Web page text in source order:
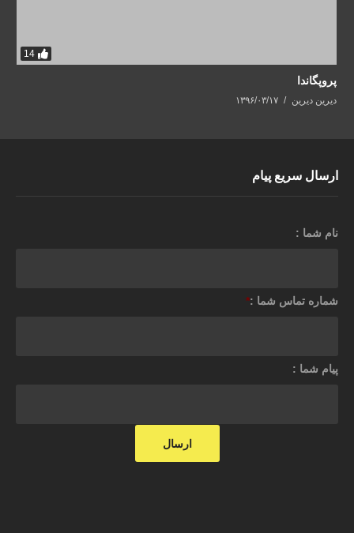
14
پروپگاندا
دیرین دیرین ۱۳۹۶/۰۳/۱۷
ارسال سریع پیام
نام شما :
شماره تماس شما :*
پیام شما :